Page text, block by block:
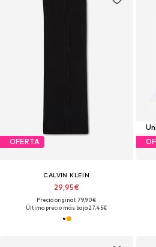
OFERTA
CALVIN KLEIN
29,95€
Precio original: 79,90€
Último precio más bajo:27,45€